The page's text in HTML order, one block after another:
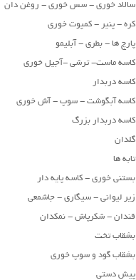
سالاد خوری - سس خوری - روغن دان
کره - پنیر - کمپوت خوری
پارچ ها - بطری - آبلیمو
کاسه ماست- ترشی -آجیل خوری
کاسه دربدار
کاسه آبگوشت - سوپ - آش خوری
کاسه دربدار بزرگ
گلدان
تابه ها
بستنی خوری - کاسه پایه دار
زیر لیوانی - سیگاری - جاشمعی
قندان - شکرپاش - نمکدان
بشقاب تخت
بشقاب گود و سوپ خوری
پیش دستی